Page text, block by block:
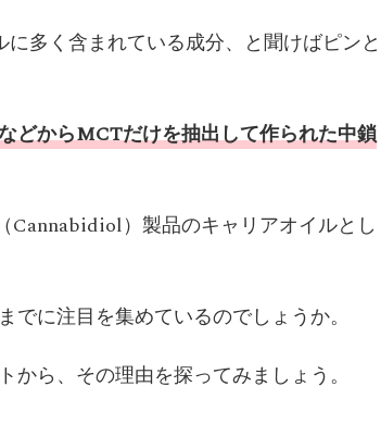
多く含まれている成分、と聞けばピンと
どからMCTだけを抽出して作られた中鎖
Cannabidiol）製品のキャリアオイルとし
に注目を集めているのでしょうか。
ら、その理由を探ってみましょう。